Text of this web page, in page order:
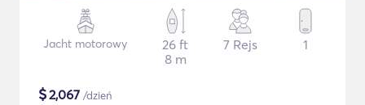
Jacht motorowy
26 ft
8 m
7 Rejs 1
$2,067 /dzień